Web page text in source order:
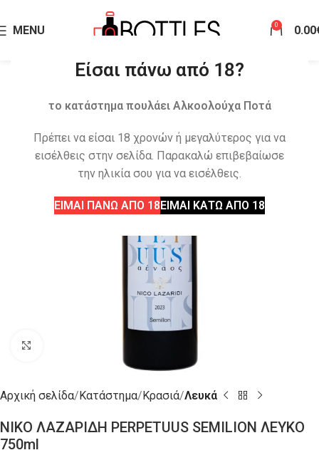
Είσαι πάνω από 18?
το κατάστημα πουλάει Αλκοολούχα Ποτά
Πρέπει να είσαι 18 χρονών ή μεγαλύτερος για να
εισέλθεις στην σελίδα. Παρακαλώ επιβεβαίωσε
την ηλικία σου για να εισέλθεις.
ΕΙΜΑΙ ΠΑΝΩ ΑΠΟ 18ΕΙΜΑΙ ΚΑΤΩ ΑΠΟ 18
MENU 0 0.00
Αρχική σελίδα Κατάστημα Κρασιά Λευκά
ΝΙΚΟ ΛΑΖΑΡΙΔΗ PERPETUUS SEMILION ΛΕΥΚΟ
750ml